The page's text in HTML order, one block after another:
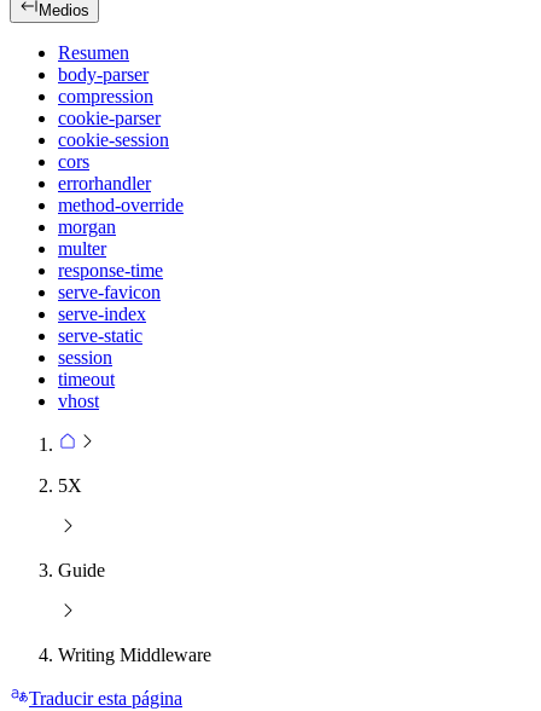
Medios
Resumen
body-parser
compression
cookie-parser
cookie-session
cors
errorhandler
method-override
morgan
multer
response-time
serve-favicon
serve-index
serve-static
session
timeout
vhost
5X
Guide
Writing Middleware
Traducir esta página